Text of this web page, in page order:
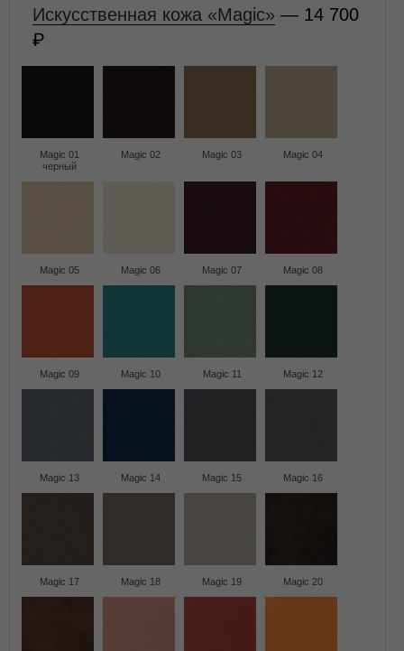
Искусственная кожа «Magic» — 14 700
Magic 01
черный
Magic 02 Magic 03 Magic 04
Magic 05 Magic 06 Magic 07 Magic 08
Magic 09 Magic 10 Magic 11 Magic 12
Magic 13 Magic 14 Magic 15 Magic 16
Magic 17 Magic 18 Magic 19 Magic 20